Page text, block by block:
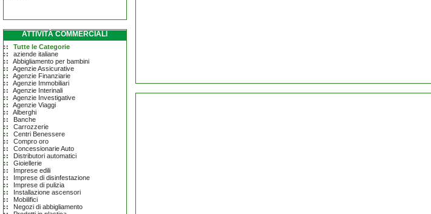
ATTIVITÀ COMMERCIALI
Tutte le Categorie
aziende italiane
Abbigliamento per bambini
Agenzie Assicurative
Agenzie Finanziarie
Agenzie Immobiliari
Agenzie Interinali
Agenzie Investigative
Agenzie Viaggi
Alberghi
Banche
Carrozzerie
Centri Benessere
Compro oro
Concessionarie Auto
Distributori automatici
Gioiellerie
Imprese edili
Imprese di disinfestazione
Imprese di pulizia
Installazione ascensori
Mobilifici
Negozi di abbigliamento